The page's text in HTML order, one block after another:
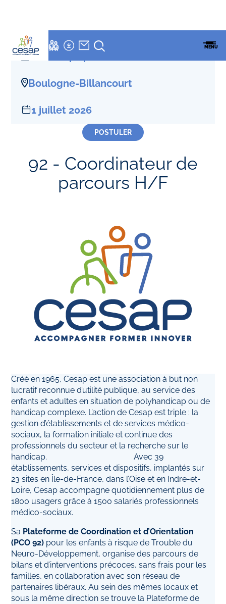
ESPACES
FAMILLESENSEMBLE
CESAPFORMATION
MENU
Accueil
CDI Temps plein
Boulogne-Billancourt
1 juillet 2026
POSTULER
92 - Coordinateur de
parcours H/F
Créé en 1965, Cesap est une association à but non
lucratif reconnue d’utilité publique, au service des
enfants et adultes en situation de polyhandicap ou de
handicap complexe. L’action de Cesap est triple : la
gestion d’établissements et de services médico-
sociaux, la formation initiale et continue des
professionnels du secteur et la recherche sur le
handicap. Avec 39
établissements, services et dispositifs, implantés sur
23 sites en Île-de-France, dans l’Oise et en Indre-et-
Loire, Cesap accompagne quotidiennement plus de
1800 usagers grâce à 1500 salariés professionnels
médico-sociaux.
Sa Plateforme de Coordination et d’Orientation
(PCO 92) pour les enfants à risque de Trouble du
Neuro-Développement, organise des parcours de
bilans et d’interventions précoces, sans frais pour les
familles, en collaboration avec son réseau de
partenaires libéraux. Au sein des mêmes locaux et
sous la même direction se trouve la Plateforme de